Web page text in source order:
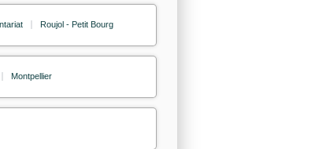
Roujol - Petit Bourg
Montpellier